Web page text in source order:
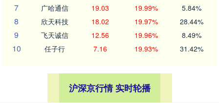
7 广哈通信 19.03 19.99% 5.84%
8 欣天科技 18.02 19.97% 28.44%
9 飞天诚信 12.56 19.96% 8.49%
10 任子行 7.16 19.93% 31.42%
沪深京行情 实时轮播